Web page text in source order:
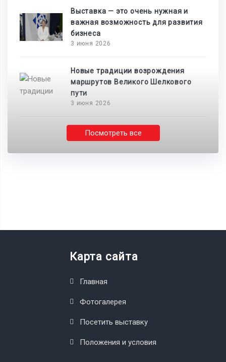
Выставка — это очень нужная и
важная возможность для развития
бизнеса
3 июня 2026
Новые традиции возрождения
маршрутов Великого Шелкового
пути
3 июня 2026
Посмотреть все
Карта сайта
Главная
Фотогалерея
Посетить выставку
Положения и условия